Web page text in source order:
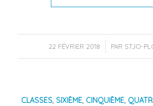
22 FÉVRIER 2018
/ PAR STJO-
CLASSES, SIXIÈME, CINQUIÈME,